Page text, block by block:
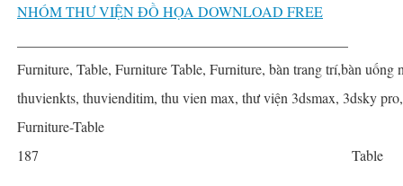
NHÓM THƯ VIỆN ĐỒ HỌA DOWNLOAD FREE
Furniture, Table, Furniture Table, Furniture, bàn trang trí,bàn
thuvienkts, thuvienditim, thu vien max, thư viện 3dsmax, 3dsky
Furniture-Table
187
Table